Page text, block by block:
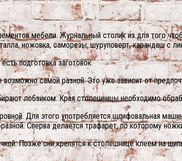
мебели. Журнальный столик из для того
ножовка, саморезы, шуруповерт, карандаш с
подготовка заготовок.
самой разной. Это уже зависит от
лобзиком. Края столешницы необходимо
Для этого употребляется шлифовальная
Сперва делается трафарет, по которому
Позже они крепятся к столешнице клеем на